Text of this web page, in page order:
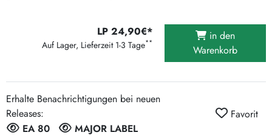
LP 24,90€*
Auf Lager, Lieferzeit 1-3 Tage**
in den
Warenkorb
Erhalte Benachrichtigungen bei neuen
Releases:
EA 80
MAJOR LABEL
Favorit